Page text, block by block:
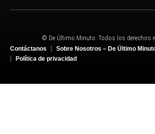
© De Último Minuto. Todos los derechos
Contáctanos
Sobre Nosotros – De Último
Política de privacidad